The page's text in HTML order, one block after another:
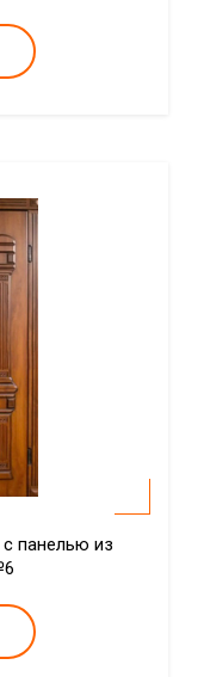
панелью из